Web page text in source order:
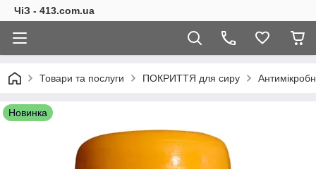
ЧіЗ - 413.com.ua
Товари та послуги ПОКРИТТЯ для сиру
Новинка